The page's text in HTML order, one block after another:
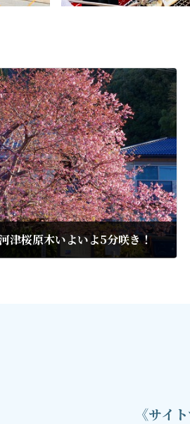
桜原木いよいよ5分咲き！
《サイ